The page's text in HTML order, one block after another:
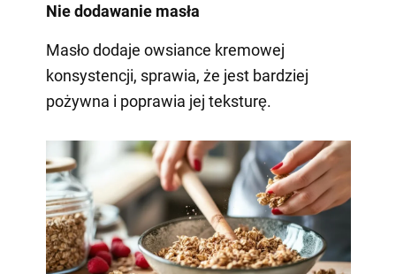
Nie dodawanie masła
Masło dodaje owsiance kremowej
konsystencji, sprawia, że jest bardziej
pożywna i poprawia jej teksturę.